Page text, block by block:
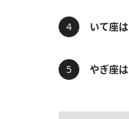
いて座
やぎ座